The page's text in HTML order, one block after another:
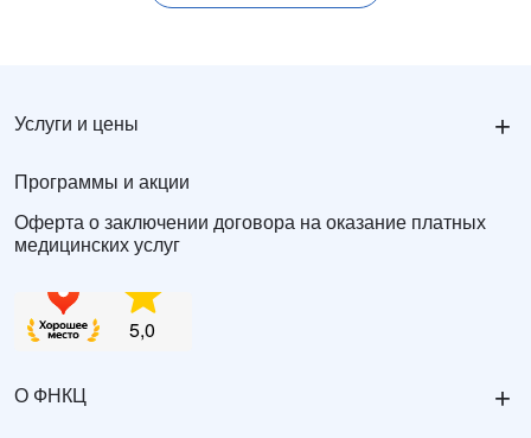
Услуги и цены +
Программы и акции
Оферта о заключении договора на оказание платных
медицинских услуг
О ФНКЦ +